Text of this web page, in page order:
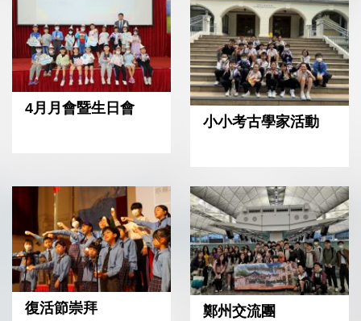
4月月會暨生日會
小小考古學家活動
復活節崇拜 鄭州交流團